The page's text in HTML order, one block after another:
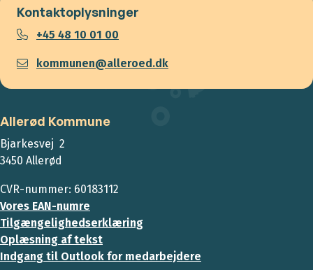
Kontaktoplysninger
+45 48 10 01 00
kommunen@alleroed.dk
Allerød Kommune
Bjarkesvej 2
3450 Allerød
CVR-nummer: 60183112
Vores EAN-numre
Tilgængelighedserklæring
Oplæsning af tekst
Indgang til Outlook for medarbejdere